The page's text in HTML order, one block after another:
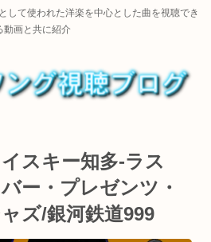
して使われた洋楽を中心とした曲を視聴でき
動画と共に紹介
スキー知多-ラス
ー・プレゼンツ・
ズ/銀河鉄道999